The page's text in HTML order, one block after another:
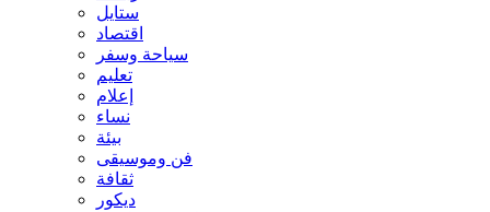
ستايل
اقتصاد
سياحة وسفر
تعليم
إعلام
نساء
بيئة
فن وموسيقى
ثقافة
ديكور